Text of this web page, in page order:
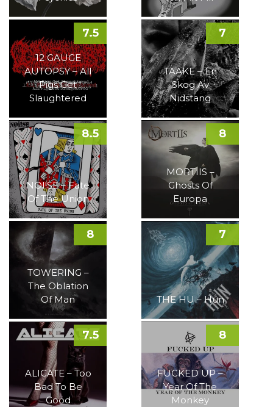
12 GAUGE
AUTOPSY – All
Pigs Get
Slaughtered
7.5
TAAKE – En
Skog Av
Nidstang
7
NOI!SE – Fate
Of The Union
8.5
MORTIIS –
Ghosts Of
Europa
8
TOWERING –
The Oblation
Of Man
8
THE HU – Hun
7
ALICATE – Too
Bad To Be
Good
7.5
FUCKED UP –
Year Of The
Monkey
8